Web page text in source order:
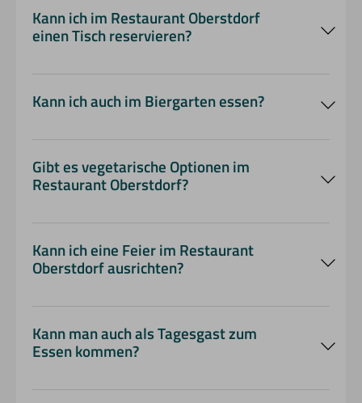
Abendessen 18:00 bis 20:00
Kann ich im Restaurant Oberstdorf
einen Tisch reservieren?
Sie hierfür einfach vorab telefonisch oder per E-
Kann ich auch im Biergarten essen?
Gibt es vegetarische Optionen im
Restaurant Oberstdorf?
Unverträglichkeiten oder
Allergien
Kann ich eine Feier im Restaurant
Oberstdorf ausrichten?
Familienfeier.
Kann man auch als Tagesgast zum
Essen kommen?